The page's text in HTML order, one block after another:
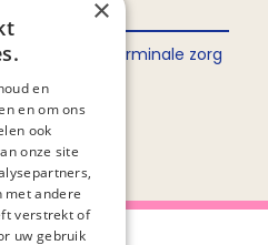
op terminale zorg
vrijwilligers'
×
en
en om ons
ook
onze site
met andere
verstrekt of
uw gebruik